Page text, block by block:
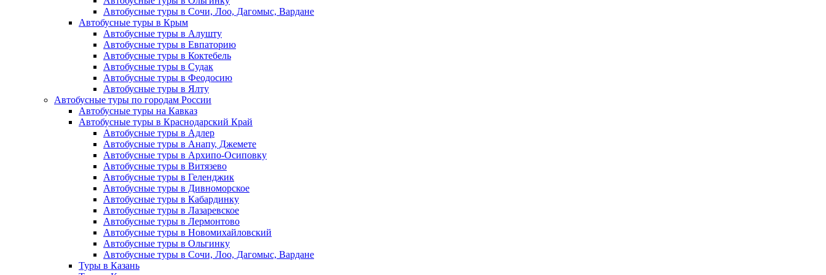
Автобусные туры в Сочи, Лоо, Дагомыс, Вардане
Автобусные туры в Крым
Автобусные туры в Алушту
Автобусные туры в Евпаторию
Автобусные туры в Коктебель
Автобусные туры в Судак
Автобусные туры в Феодосию
Автобусные туры в Ялту
Автобусные туры по городам России
Автобусные туры на Кавказ
Автобусные туры в Краснодарский Край
Автобусные туры в Адлер
Автобусные туры в Анапу, Джемете
Автобусные туры в Архипо-Осиповку
Автобусные туры в Витязево
Автобусные туры в Геленджик
Автобусные туры в Дивноморское
Автобусные туры в Кабардинку
Автобусные туры в Лазаревское
Автобусные туры в Лермонтово
Автобусные туры в Новомихайловский
Автобусные туры в Ольгинку
Автобусные туры в Сочи, Лоо, Дагомыс, Вардане
Туры в Казань